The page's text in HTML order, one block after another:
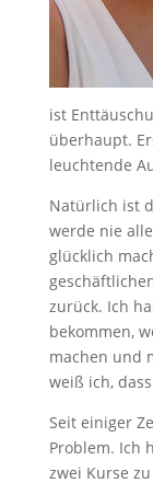
ist
überhaupt.
leuchtende
Natürlich ist
werde nie
glücklich
zurück. Ich
bekommen,
machen und
weiß ich,
Seit einiger
Problem. Ich
zwei Kurse